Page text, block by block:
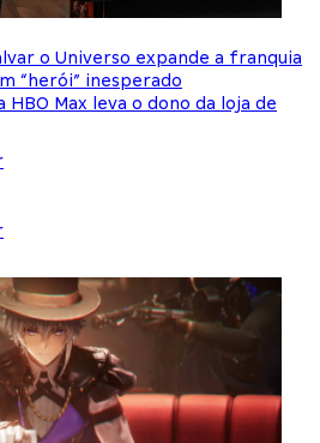
o Universo expande a franquia
“herói” inesperado
Max leva o dono da loja de